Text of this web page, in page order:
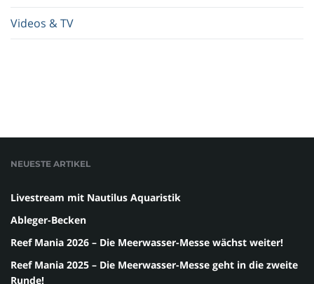
Videos & TV
NEUESTE ARTIKEL
Livestream mit Nautilus Aquaristik
Ableger-Becken
Reef Mania 2026 – Die Meerwasser-Messe wächst weiter!
Reef Mania 2025 – Die Meerwasser-Messe geht in die zweite
Runde!